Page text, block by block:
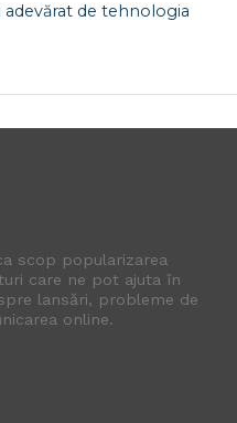
de tehnologia
scop popularizarea
care ne pot ajuta în
lansări, probleme de
online.